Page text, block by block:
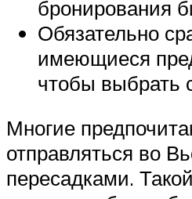
бронирования
Обязательно
имеющиеся
чтобы выбрать
Многие
отправляться во
пересадками.